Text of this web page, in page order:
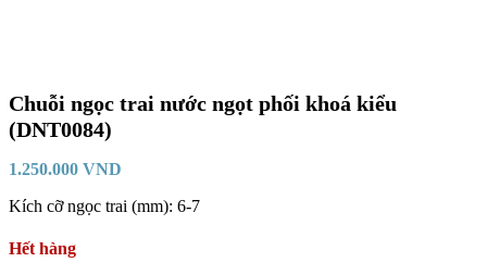
Chuỗi ngọc trai nước ngọt phối khoá kiểu
(DNT0084)
1.250.000 VND
Kích cỡ ngọc trai (mm): 6-7
Hết hàng